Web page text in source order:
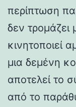
περίπτωση
δεν τρομάζει
κινητοποιεί
μια δεμένη
αποτελεί το
από το